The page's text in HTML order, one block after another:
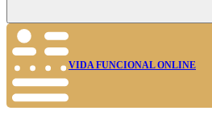
Buscar
VIDA FUNCIONAL ONLINE